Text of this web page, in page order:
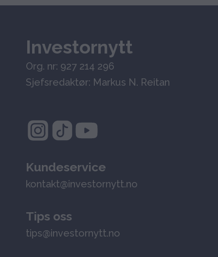
Investornytt
Org. nr: 927 214 296
Sjefsredaktør: Markus N. Reitan
Kundeservice
kontakt@investornytt.no
Tips oss
tips@investornytt.no